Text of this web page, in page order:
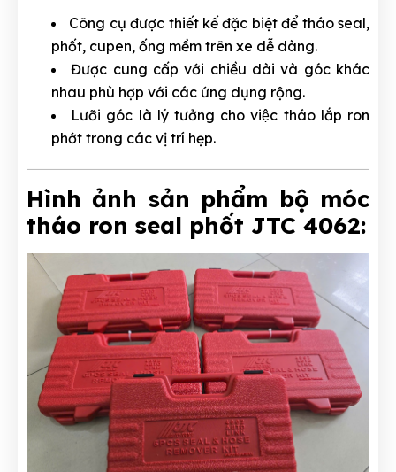
Công cụ được thiết kế đặc biệt để tháo seal,
phốt, cupen, ống mềm trên xe dễ dàng.
Được cung cấp với chiều dài và góc khác
nhau phù hợp với các ứng dụng rộng.
Lưỡi góc là lý tưởng cho việc tháo lắp ron
phớt trong các vị trí hẹp.
Hình ảnh sản phẩm bộ móc
tháo ron seal phốt JTC 4062: